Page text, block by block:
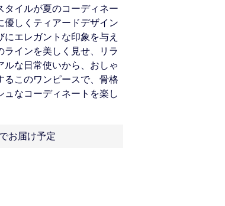
タイルが夏のコーディネー
優しくティアードデザイン
エレガントな印象を与え
インを美しく見せ、リラ
ルな日常使いから、おしゃ
るこのワンピースで、骨格
なコーディネートを楽し
お届け予定